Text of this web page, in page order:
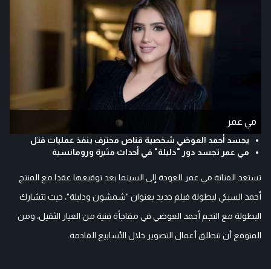
مي عمر
يجسد أحمد العوضي شخصية قناص محترف ينفذ عمليات قتل
مي عمر تجسد دور "دليلة" في أحداث مثيرة ورومانسية
تستعد الفنانة مي عمر للعودة إلى السينما بعد توقيعها عقدا مع المنتج
أحمد السبكي لبطولة فيلم جديد بعنوان "شمشون ودليلة"، حيث تتشارك
البطولة مع النجم أحمد العوضي في مفاجأة فنية من العيار الثقيل، ومن
المتوقع أن تنطلق أعمال التصوير خلال الأسابيع القادمة.